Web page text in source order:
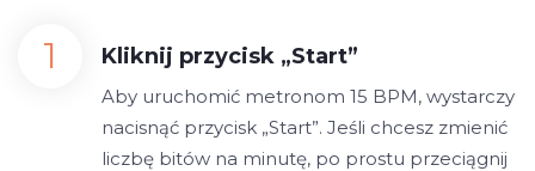
Kliknij przycisk „Start”
Aby uruchomić metronom 15 BPM, wystarczy
nacisnąć przycisk „Start”. Jeśli chcesz zmienić
liczbę bitów na minutę, po prostu przeciągnij